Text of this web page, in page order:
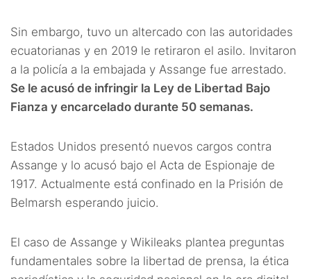
Sin embargo, tuvo un altercado con las autoridades
ecuatorianas y en 2019 le retiraron el asilo. Invitaron
a la policía a la embajada y Assange fue arrestado.
Se le acusó de infringir la Ley de Libertad Bajo
Fianza y encarcelado durante 50 semanas.
Estados Unidos presentó nuevos cargos contra
Assange y lo acusó bajo el Acta de Espionaje de
1917. Actualmente está confinado en la Prisión de
Belmarsh esperando juicio.
El caso de Assange y Wikileaks plantea preguntas
fundamentales sobre la libertad de prensa, la ética